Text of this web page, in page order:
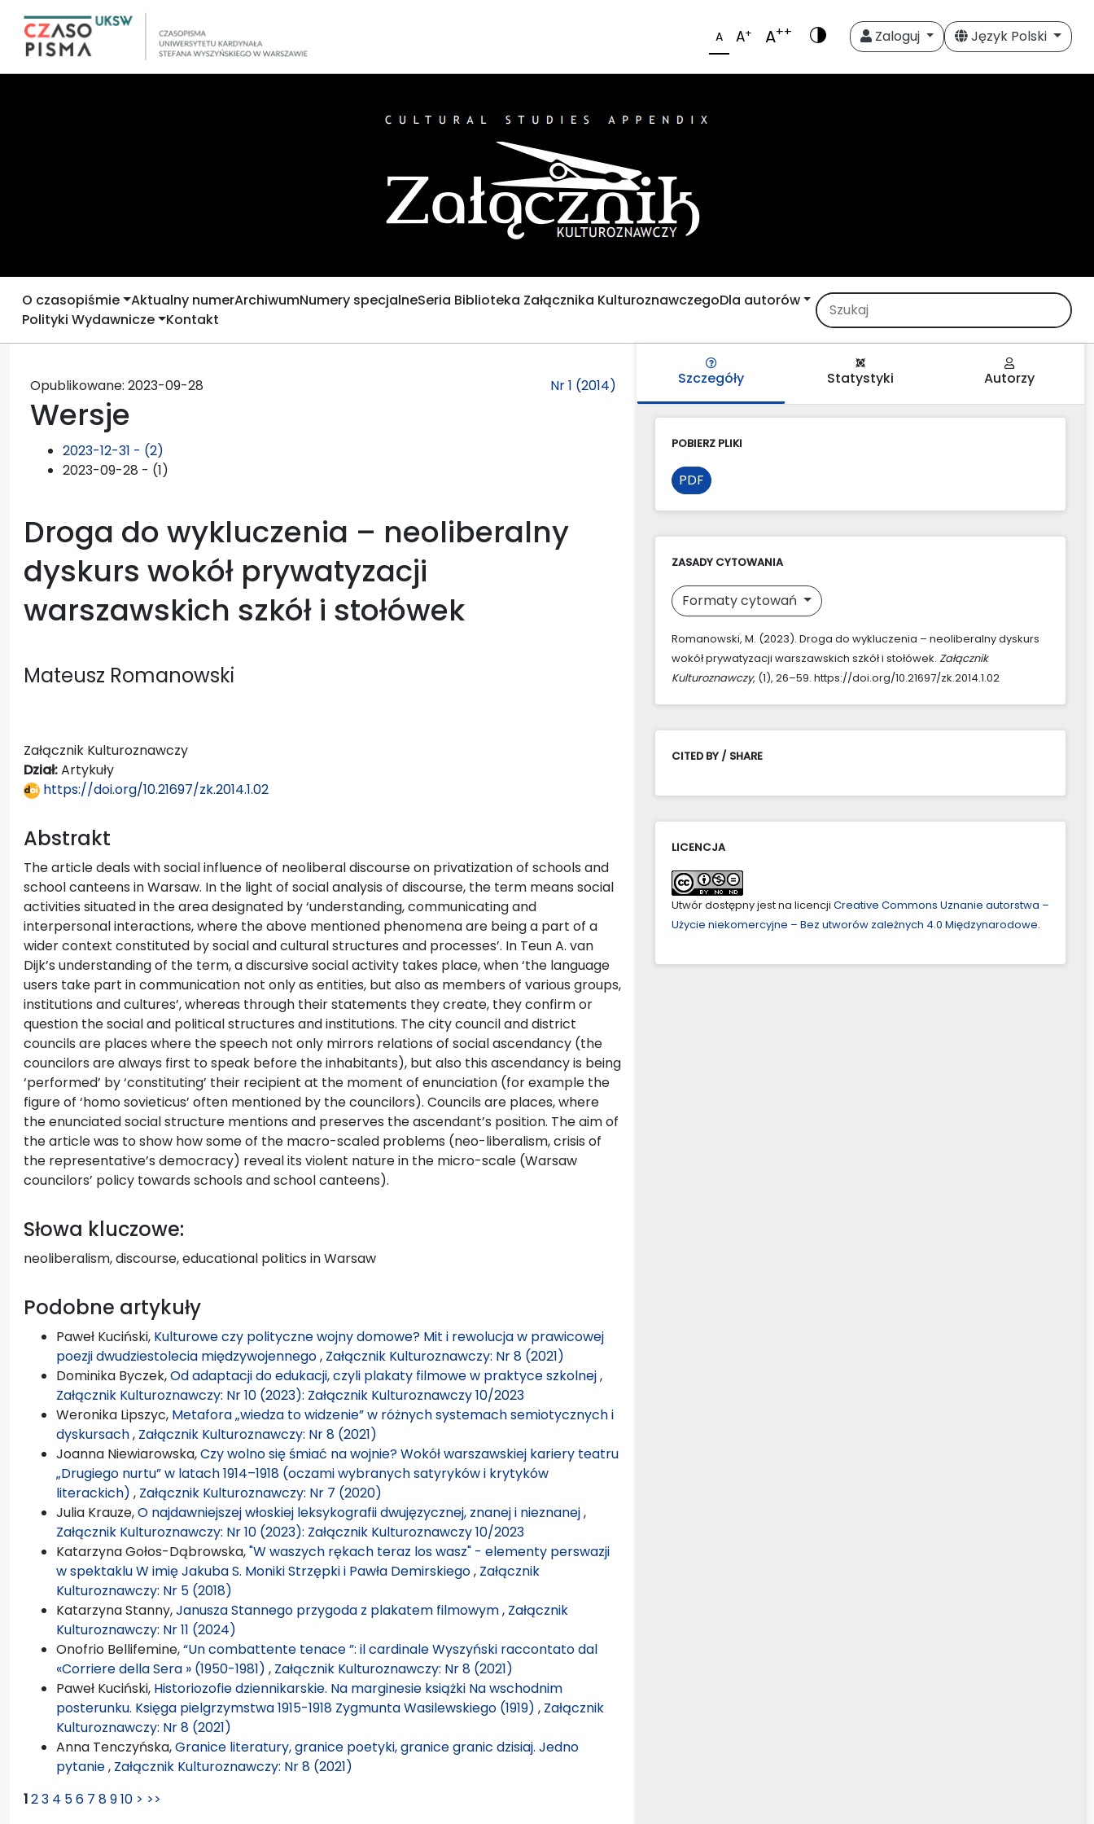
A A+ A++ Zaloguj Język Polski
O czasopiśmie Aktualny numerArchiwumNumery specjalneSeria Biblioteka Załącznika KulturoznawczegoDla autorów
Polityki Wydawnicze Kontakt
Opublikowane: 2023-09-28
Wersje
2023-12-31 - (2)
2023-09-28 - (1)
Nr 1 (2014)
Droga do wykluczenia – neoliberalny
dyskurs wokół prywatyzacji
warszawskich szkół i stołówek
Mateusz Romanowski
Załącznik Kulturoznawczy
Dział:Artykuły
https://doi.org/10.21697/zk.2014.1.02
Abstrakt
The article deals with social influence of neoliberal discourse on privatization of schools and
school canteens in Warsaw. In the light of social analysis of discourse, the term means social
activities situated in the area designated by ‘understanding, communicating and
interpersonal interactions, where the above mentioned phenomena are being a part of a
wider context constituted by social and cultural structures and processes’. In Teun A. van
Dijk’s understanding of the term, a discursive social activity takes place, when ‘the language
users take part in communication not only as entities, but also as members of various groups,
institutions and cultures’, whereas through their statements they create, they confirm or
question the social and political structures and institutions. The city council and district
councils are places where the speech not only mirrors relations of social ascendancy (the
councilors are always first to speak before the inhabitants), but also this ascendancy is being
‘performed’ by ‘constituting’ their recipient at the moment of enunciation (for example the
figure of ‘homo sovieticus’ often mentioned by the councilors). Councils are places, where
the enunciated social structure mentions and preserves the ascendant’s position. The aim of
the article was to show how some of the macro-scaled problems (neo-liberalism, crisis of
the representative’s democracy) reveal its violent nature in the micro-scale (Warsaw
councilors’ policy towards schools and school canteens).
Słowa kluczowe:
neoliberalism, discourse, educational politics in Warsaw
Podobne artykuły
Paweł Kuciński, Kulturowe czy polityczne wojny domowe? Mit i rewolucja w prawicowej
poezji dwudziestolecia międzywojennego, Załącznik Kulturoznawczy: Nr 8 (2021)
Dominika Byczek,Od adaptacji do edukacji, czyli plakaty filmowe w praktyce szkolnej,
Załącznik Kulturoznawczy: Nr 10 (2023): Załącznik Kulturoznawczy 10/2023
Weronika Lipszyc, Metafora „wiedza to widzenie” w różnych systemach semiotycznych i
dyskursach, Załącznik Kulturoznawczy: Nr 8 (2021)
Joanna Niewiarowska,Czy wolno się śmiać na wojnie? Wokół warszawskiej kariery teatru
„Drugiego nurtu” w latach 1914–1918 (oczami wybranych satyryków i krytyków
literackich) , Załącznik Kulturoznawczy: Nr 7 (2020)
Julia Krauze,O najdawniejszej włoskiej leksykografii dwujęzycznej, znanej i nieznanej,
Załącznik Kulturoznawczy: Nr 10 (2023): Załącznik Kulturoznawczy 10/2023
Katarzyna Gołos-Dąbrowska,"W waszych rękach teraz los wasz" - elementy perswazji
w spektaklu W imię Jakuba S. Moniki Strzępki i Pawła Demirskiego, Załącznik
Kulturoznawczy: Nr 5 (2018)
Katarzyna Stanny,Janusza Stannego przygoda z plakatem filmowym, Załącznik
Kulturoznawczy: Nr 11 (2024)
Onofrio Bellifemine,“Un combattente tenace ”: il cardinale Wyszyński raccontato dal
«Corriere della Sera » (1950-1981) , Załącznik Kulturoznawczy: Nr 8 (2021)
Paweł Kuciński, Historiozofie dziennikarskie. Na marginesie książki Na wschodnim
posterunku. Księga pielgrzymstwa 1915-1918 Zygmunta Wasilewskiego (1919) , Załącznik
Kulturoznawczy: Nr 8 (2021)
Anna Tenczyńska,Granice literatury, granice poetyki, granice granic dzisiaj. Jedno
pytanie, Załącznik Kulturoznawczy: Nr 8 (2021)
123 4 56 7 8910 > >>
Szczegóły Statystyki Autorzy
POBIERZ PLIKI
PDF
ZASADY CYTOWANIA
Formaty cytowań
Romanowski, M. (2023). Droga do wykluczenia – neoliberalny dyskurs
wokół prywatyzacji warszawskich szkół i stołówek. Załącznik
Kulturoznawczy, (1), 26–59. https://doi.org/10.21697/zk.2014.1.02
CITED BY / SHARE
LICENCJA
Utwór dostępny jest na licencji Creative Commons Uznanie autorstwa –
Użycie niekomercyjne – Bez utworów zależnych 4.0 Międzynarodowe.